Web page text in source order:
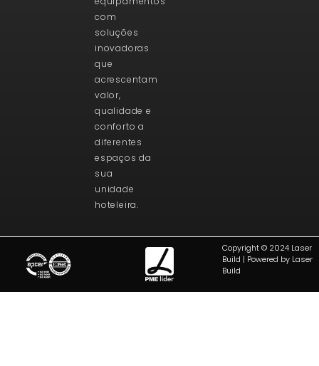
com
soluções
inovadoras
que
acrescentam
valor,
qualidade e
conforto a
diferentes
espaços da
sua
unidade
hoteleira.
Copyright © 2024 Laser
Build | Powered by Laser
Build